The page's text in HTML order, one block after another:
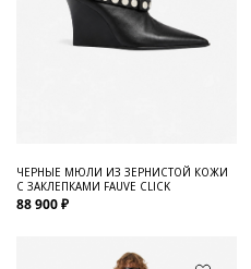
ЧЕРНЫЕ МЮЛИ ИЗ ЗЕРНИСТОЙ КОЖИ
С ЗАКЛЕПКАМИ FAUVE CLICK
88 900 ₽